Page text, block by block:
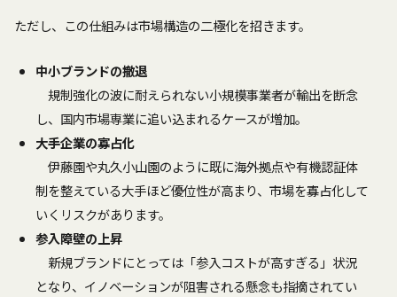
ただし、この仕組みは市場構造の二極化を招きます。
中小ブランドの撤退
規制強化の波に耐えられない小規模事業者が輸出を断念
し、国内市場専業に追い込まれるケースが増加。
大手企業の寡占化
伊藤園や丸久小山園のように既に海外拠点や有機認証体
制を整えている大手ほど優位性が高まり、市場を寡占化して
いくリスクがあります。
参入障壁の上昇
新規ブランドにとっては「参入コストが高すぎる」状況
となり、イノベーションが阻害される懸念も指摘されてい